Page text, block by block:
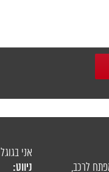
לרכב,
אני בגוגל
ניווט: